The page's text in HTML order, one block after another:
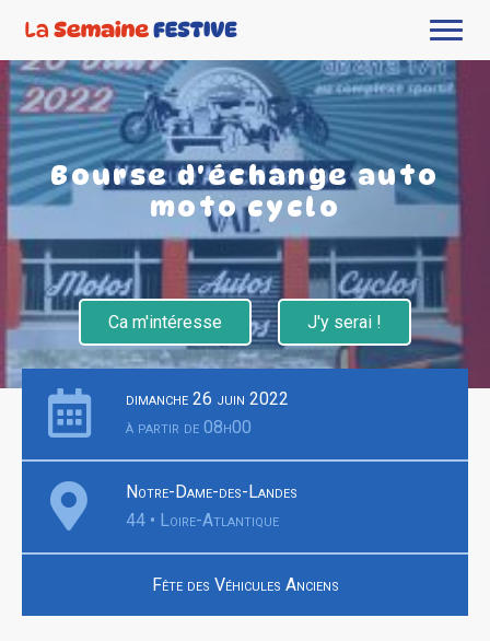
Bourse d'échange auto
moto cyclo
Ca m'intéresse J'y serai !
dimanche 26 juin 2022
à partir de 08h00
Notre-Dame-des-Landes
44 • Loire-Atlantique
Fête des Véhicules Anciens